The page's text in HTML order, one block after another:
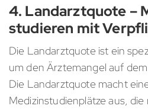
4. Landarztquote –
studieren mit
Die Landarztquote ist ein
um den Ärztemangel auf
Die Landarztquote macht
Medizinstudienplätze aus,